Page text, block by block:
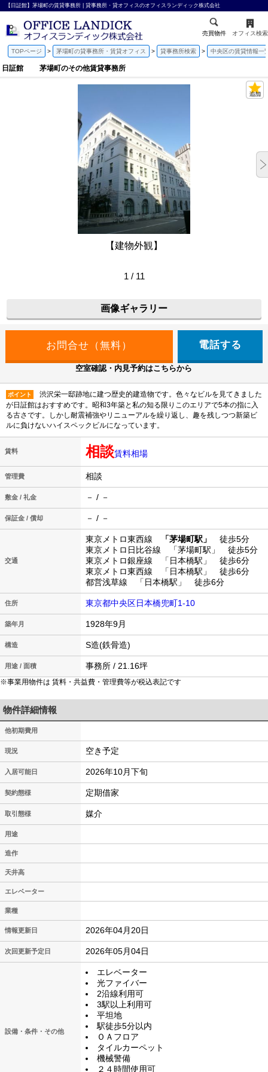
【日証館】茅場町の賃貸事務所 | 貸事務所・貸オフィスのオフィスランディック株式会社
売買物件 オフィス検索
TOPページ 茅場町の貸事務所・賃貸オフィス 貸事務所検索 中央区の賃貸情報一
日証館 茅場町のその他賃貸事務所
【建物外観】
1 / 11
画像ギャラリー
電話する
空室確認・内見予約はこちらから
ポイント
渋沢栄一邸跡地に建つ歴史的建造物です。色々なビルを見てきました
が日証館はおすすめです。昭和3年築と私の知る限りこのエリアで5本の指に入
る古さです。しかし耐震補強やリニューアルを繰り返し、趣を残しつつ新築ビ
ルに負けないハイスペックビルになっています。
賃料 相談賃料相場
管理費 相談
敷金 / 礼金 － / －
保証金 / 償却 － / －
交通
東京メトロ東西線 「茅場町駅」
徒歩5分
東京メトロ日比谷線 「茅場町駅」 徒歩5分
東京メトロ銀座線 「日本橋駅」 徒歩6分
東京メトロ東西線 「日本橋駅」 徒歩6分
都営浅草線 「日本橋駅」 徒歩6分
住所 東京都中央区日本橋兜町1-10
築年月 1928年9月
構造 S造(鉄骨造)
用途 / 面積 事務所 / 21.16坪
※事業用物件は 賃料・共益費・管理費等が税込表記です
物件詳細情報
他初期費用
現況 空き予定
入居可能日 2026年10月下旬
契約態様 定期借家
取引態様 媒介
用途
造作
天井高
エレベーター
業種
情報更新日 2026年04月20日
次回更新予定日 2026年05月04日
設備・条件・その他
エレベーター
光ファイバー
2沿線利用可
3駅以上利用可
平坦地
駅徒歩5分以内
ＯＡフロア
タイルカーペット
機械警備
２４時間使用可